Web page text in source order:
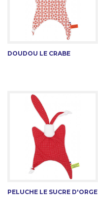
DOUDOU LE CRABE
PELUCHE LE SUCRE D'ORGE